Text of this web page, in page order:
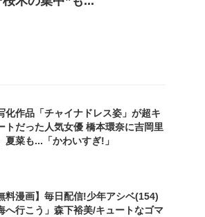
化作品「チャイナドレス姿」が超キ
トだった人気女優 橋本環奈に吉岡里
夏菜も...「かわいすぎ!」
料漫画】毎日配信!少年アシベ(154)
へ行こう」森下裕美/キュートなゴマ